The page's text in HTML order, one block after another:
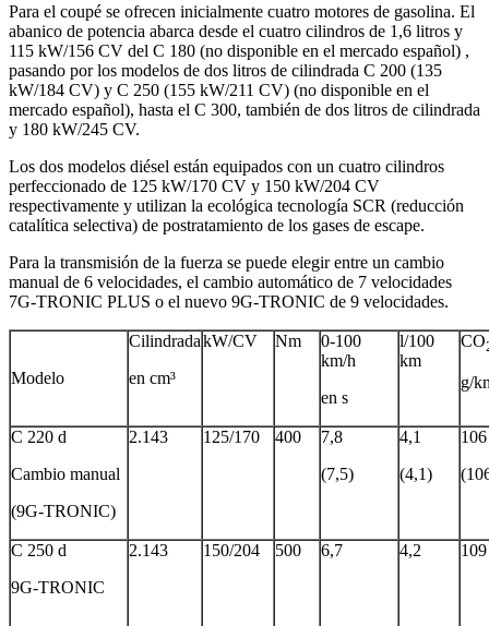
Para el coupé se ofrecen inicialmente cuatro motores de gasolina. El
abanico de potencia abarca desde el cuatro cilindros de 1,6 litros y
115 kW/156 CV del C 180 (no disponible en el mercado español) ,
pasando por los modelos de dos litros de cilindrada C 200 (135
kW/184 CV) y C 250 (155 kW/211 CV) (no disponible en el
mercado español), hasta el C 300, también de dos litros de cilindrada
y 180 kW/245 CV.
Los dos modelos diésel están equipados con un cuatro cilindros
perfeccionado de 125 kW/170 CV y 150 kW/204 CV
respectivamente y utilizan la ecológica tecnología SCR (reducción
catalítica selectiva) de postratamiento de los gases de escape.
Para la transmisión de la fuerza se puede elegir entre un cambio
manual de 6 velocidades, el cambio automático de 7 velocidades
7G-TRONIC PLUS o el nuevo 9G-TRONIC de 9 velocidades.
Modelo
Cilindrada
en cm³
kW/CV Nm
0-100
km/h
en s
l/100
km
CO
g/
C 220 d
Cambio manual
(9G-TRONIC)
2.143 125/170 400
7,8
(7,5)
4,1
(4,1)
106
C 250 d
9G-TRONIC
2.143 150/204 500 6,7 4,2 109